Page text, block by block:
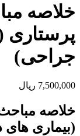
خلاصه
پرستاری
جراحی)
7,500,000 ریال
خلاصه
(بیماری